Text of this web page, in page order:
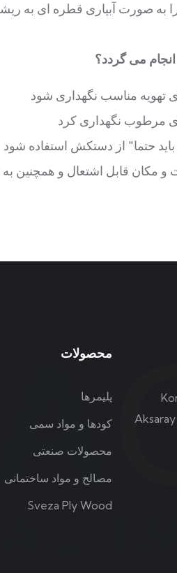
می گردد؟
و مکان قابل اشتعال و
محصولات
پلیمرها
کودها و مواد سمی
محصولات صنعتی
مصالح و مواد ساختمانی
Sveza Ply Wood